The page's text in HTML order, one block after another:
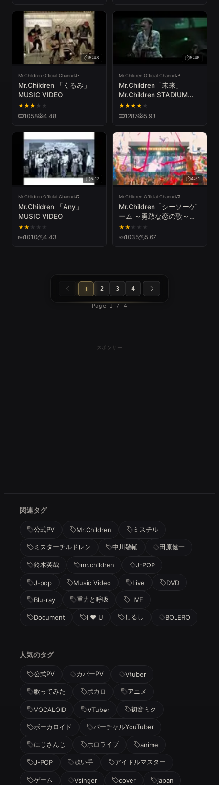
5:48
Mr.Children Official Channel
Mr.Children 「くるみ」
MUSIC VIDEO
★★★ ★ ★
1058 4.48
5:46
Mr.Children Official Channel
Mr.Children「未来」
Mr.Children STADIUM
TOUR 2011 SENSE -in the
field-
★★★★ ★
1287 5.98
5:17
Mr.Children Official Channel
Mr.Children 「Any」
MUSIC VIDEO
★★ ★ ★ ★
1010 4.43
4:51
Mr.Children Official Channel
Mr.Children「シーソーゲ
ーム ～勇敢な恋の歌～」
from TOUR 2017
Thanksgiving 25
★★ ★ ★ ★
1035 5.67
1 2 3 4
Page 1 / 4
スポンサー
関連タグ
公式PV Mr.Children ミスチル
ミスターチルドレン 中川敬輔 田原健一
鈴木英哉 mr.children J-POP
J-pop Music Video Live DVD
Blu-ray 重力と呼吸 LIVE
Document I ♥ U しるし BOLERO
人気のタグ
公式PV カバーPV Vtuber
歌ってみた ボカロ アニメ
VOCALOID VTuber 初音ミク
ボーカロイド バーチャルYouTuber
にじさんじ ホロライブ anime
J-POP 歌い手 アイドルマスター
ゲーム Vsinger cover japan